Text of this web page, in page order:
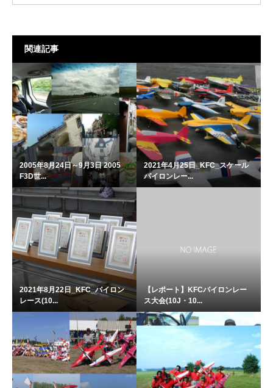
関連記事
2005年8月24日～9月3日 2005
F3D世...
2021年4月25日_KFC_スケール
パイロンレー...
2021年8月22日_KFC_パイロン
レース(10...
【レポート】KFCパイロンレー
ス大会(10J・10...